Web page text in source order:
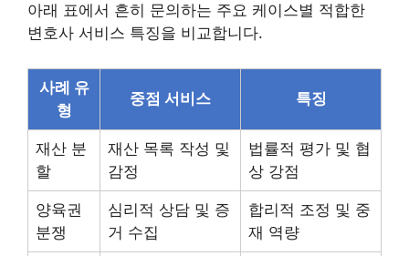
아래 표에서 흔히 문의하는 주요 케이스별 적합한
변호사 서비스 특징을 비교합니다.
사례 유
형
중점 서비스 특징
재산 분
할
재산 목록 작성 및
감정
법률적 평가 및 협
상 강점
양육권
분쟁
심리적 상담 및 증
거 수집
합리적 조정 및 중
재 역량